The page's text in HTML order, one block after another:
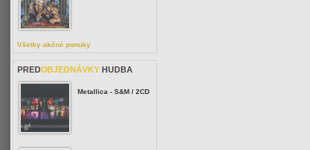
Všetky akčné ponuky
PREDOBJEDNÁVKY HUDBA
Metallica - S&M / 2CD